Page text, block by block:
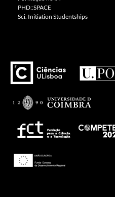
PHD::SPACE
Sci. Initiation Studentships